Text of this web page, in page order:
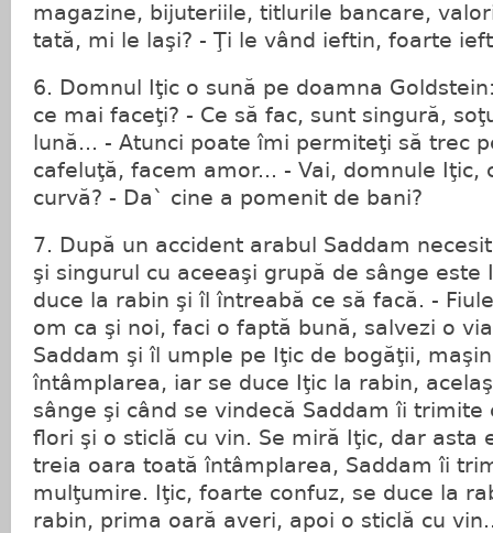
magazine, bijuteriile, titlurile bancare,
tată, mi le laşi? - Ţi le vând ieftin, foarte
6. Domnul Iţic o sună pe doamna
ce mai faceţi? - Ce să fac, sunt singură,
lună... - Atunci poate îmi permiteţi să trec
cafeluţă, facem amor... - Vai, domnule Iţic,
curvă? - Da` cine a pomenit de bani?
7. După un accident arabul Saddam
şi singurul cu aceeaşi grupă de sânge este
duce la rabin şi îl întreabă ce să facă. -
om ca şi noi, faci o faptă bună, salvezi o
Saddam şi îl umple pe Iţic de bogăţii,
întâmplarea, iar se duce Iţic la rabin,
sânge şi când se vindecă Saddam îi trimite
flori şi o sticlă cu vin. Se miră Iţic, dar asta
treia oara toată întâmplarea, Saddam îi
mulţumire. Iţic, foarte confuz, se duce la
rabin, prima oară averi, apoi o sticlă cu